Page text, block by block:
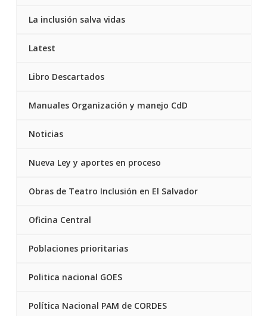
La inclusión salva vidas
Latest
Libro Descartados
Manuales Organización y manejo CdD
Noticias
Nueva Ley y aportes en proceso
Obras de Teatro Inclusión en El Salvador
Oficina Central
Poblaciones prioritarias
Politica nacional GOES
Política Nacional PAM de CORDES